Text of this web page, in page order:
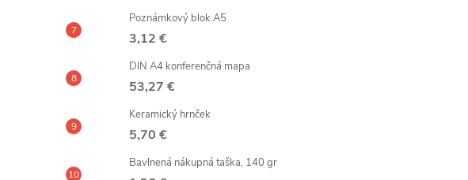
Poznámkový blok A5
3,12 €
DIN A4 konferenčná mapa
53,27 €
Keramický hrnček
5,70 €
Bavlnená nákupná taška, 140 gr